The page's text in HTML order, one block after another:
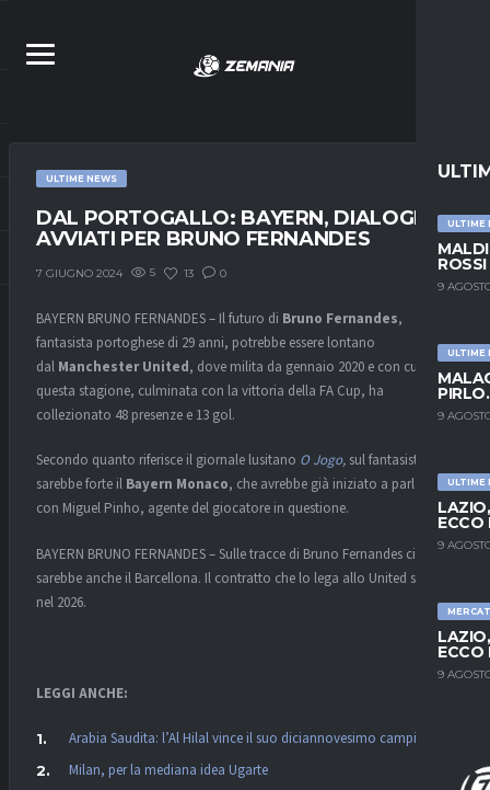
ULTIME
9
ULTIME
9
ULTIME
ECCO
9
ECCO
9
ULTIME NEWS
DAL PORTOGALLO: BAYERN, DIALOGHI
AVVIATI PER BRUNO FERNANDES
7 GIUGNO 2024 5 13 0
BAYERN BRUNO FERNANDES – Il futuro di Bruno Fernandes,
fantasista portoghese di 29 anni, potrebbe essere lontano
dal Manchester United, dove milita da gennaio 2020 e con cui in
questa stagione, culminata con la vittoria della FA Cup, ha
collezionato 48 presenze e 13 gol.
Secondo quanto riferisce il giornale lusitano O Jogo, sul fantasista ci
sarebbe forte il Bayern Monaco, che avrebbe già iniziato a parlare
con Miguel Pinho, agente del giocatore in questione.
BAYERN BRUNO FERNANDES – Sulle tracce di Bruno Fernandes ci
sarebbe anche il Barcellona. Il contratto che lo lega allo United scade
nel 2026.
LEGGI ANCHE:
Arabia Saudita: l’Al Hilal vince il suo diciannovesimo campionato
Milan, per la mediana idea Ugarte